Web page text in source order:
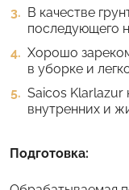
В качестве
последующего
Хорошо
в уборке и
Saicos Klarlazur
внутренних и
Подготовка: